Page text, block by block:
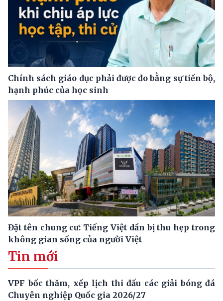
Chính sách giáo dục phải được đo bằng sự tiến bộ,
hạnh phúc của học sinh
Đặt tên chung cư: Tiếng Việt dần bị thu hẹp trong
không gian sống của người Việt
Tin mới
VPF bốc thăm, xếp lịch thi đấu các giải bóng đá
Chuyên nghiệp Quốc gia 2026/27